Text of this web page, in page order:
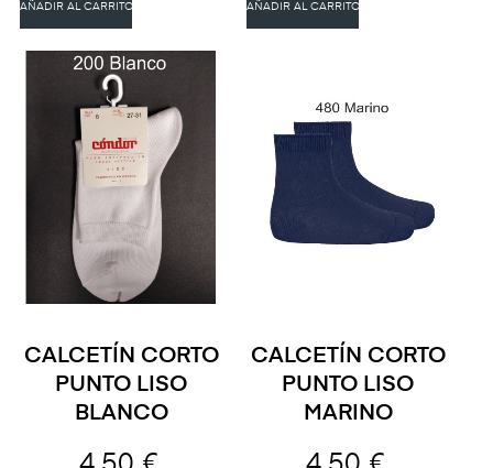
AÑADIR AL CARRITO AÑADIR AL CARRITO
CALCETÍN CORTO
PUNTO LISO
BLANCO
CALCETÍN CORTO
PUNTO LISO
MARINO